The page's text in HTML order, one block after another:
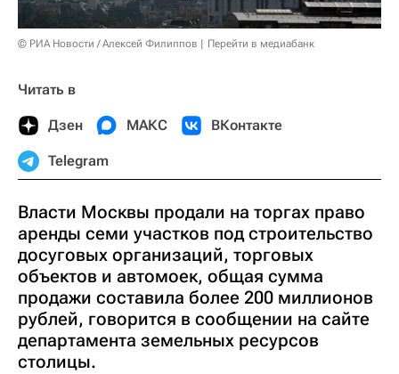
© РИА Новости / Алексей Филиппов Перейти в медиабанк
Читать в
Дзен МАКС ВКонтакте
Telegram
Власти Москвы продали на торгах право
аренды семи участков под строительство
досуговых организаций, торговых
объектов и автомоек, общая сумма
продажи составила более 200 миллионов
рублей, говорится в сообщении на сайте
департамента земельных ресурсов
столицы.